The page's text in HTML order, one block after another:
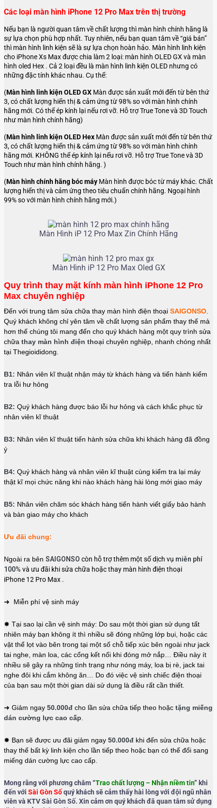
Các loại màn hình iPhone 12 Pro Max trên thị trường
Nếu bạn là người quan tâm về chất lượng thì màn hình chính hãng là
sự lựa chọn phù hợp nhất. Tuy nhiên, nếu bạn quan tâm về “giá bán”
thì màn hình linh kiện sẽ là sự lựa chọn hoàn hảo. Màn hình linh kiện
cho iPhone Xs Max được chia làm 2 loại: màn hình OLED GX và màn
hình oled Hex . Cả 2 loại đều là màn hình linh kiện OLED nhưng có
những đặc tính khác nhau. Cụ thể:
(Màn hình linh kiện OLED GX Màn được sản xuất mới đến từ bên thứ
3, có chất lượng hiển thị & cảm ứng từ 98% so với màn hình chính
hãng mới. Có thể ép kính lại nếu rơi vỡ. Hỗ trợ True Tone và 3D Touch
như màn hình chính hãng)
(Màn hình linh kiện OLED Hex Màn được sản xuất mới đến từ bên thứ
3, có chất lượng hiển thị & cảm ứng từ 98% so với màn hình chính
hãng mới. KHÔNG thể ép kính lại nếu rơi vỡ. Hỗ trợ True Tone và 3D
Touch như màn hình chính hãng. )
(Màn hình chính hãng bóc máy Màn hình được bóc từ máy khác. Chất
lượng hiển thị và cảm ứng theo tiêu chuẩn chính hãng. Ngoại hình
99% so với màn hình chính hãng mới.)
Màn Hình iP 12 Pro Max Zin Chính Hãng
Màn Hình iP 12 Pro Max Oled GX
Quy trình thay mặt kính màn hình iPhone 12 Pro
Max chuyên nghiệp
Đến với trung tâm sửa chữa thay màn hình điện thoại SAIGONSO
Quý khách không chỉ yên tâm về chất lượng sản phẩm thay thế mà
hơn thế chúng tôi mang đến cho quý khách hàng một quy trình sửa
chữa thay màn hình điện thoại chuyên nghiệp, nhanh chóng nhất
tại Thegioididong.
B1: Nhân viên kĩ thuật nhận máy từ khách hàng và tiến hành kiểm
tra lỗi hư hỏng
B2: Quý khách hàng được báo lỗi hư hỏng và cách khắc phục từ
nhân viên kĩ thuật
B3: Nhân viên kĩ thuật tiến hành sửa chữa khi khách hàng đã đồng
ý
B4: Quý khách hàng và nhân viên kĩ thuật cùng kiểm tra lại máy
thật kĩ mọi chức năng khi nào khách hàng hài lòng mới giao máy
B5: Nhân viên chăm sóc khách hàng tiến hành viết giấy bảo hành
và bàn giao máy cho khách
Ưu đãi chung:
Ngoài ra bên SAIGONSO còn hỗ trợ thêm một số dịch vụ miễn phí
100% và ưu đãi khi sửa chữa hoặc thay màn hình điện thoại
iPhone 12 Pro Max .
➜ Miễn phí vệ sinh máy
✹ Tại sao lại cần vệ sinh máy: Do sau một thời gian sử dụng tất
nhiên máy bạn không ít thì nhiều sẽ đóng những lớp bụi, hoặc các
vật thể lọt vào bên trong tại một số chỗ tiếp xúc bên ngoài như jack
tai nghe, màn loa, các cổng kết nối khi đóng mở nắp… Điều này ít
nhiều sẽ gây ra những tình trạng như nóng máy, loa bị rè, jack tai
nghe đôi khi cắm không ăn… Do đó việc vệ sinh chiếc điện thoại
của bạn sau một thời gian dài sử dụng là điều rất cần thiết.
➜ Giảm ngay 50.000đ cho lần sửa chữa tiếp theo hoặc tặng miếng
dán cường lực cao cấp
✹ Bạn sẽ được ưu đãi giảm ngay 50.000đ khi đến sửa chữa hoặc
thay thế bất kỳ linh kiện cho lần tiếp theo hoặc bạn có thể đổi sang
miếng dán cường lực cao cấp.
Mong rằng với phương châm “Trao chất lượng – Nhận niềm tin” khi
đến với Sài Gòn Sốquý khách sẽ cảm thấy hài lòng với đội ngũ nhân
viên và KTV Sài Gòn Số. Xin cảm ơn quý khách đã quan tâm sử dụng